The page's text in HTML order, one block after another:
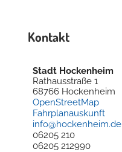
Kontakt
Stadt Hockenheim
Rathausstraße 1
68766 Hockenheim
OpenStreetMap
Fahrplanauskunft
info@hockenheim.de
06205 210
06205 212990